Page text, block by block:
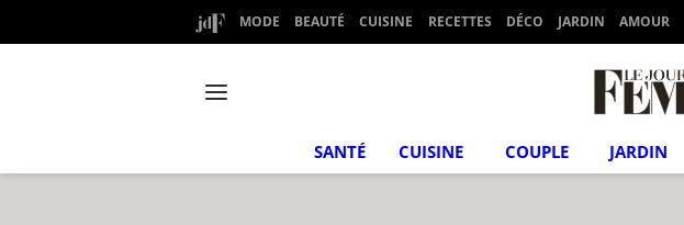
MODE BEAUTÉ CUISINE RECETTES DÉCO JARDIN AMOUR
SANTÉ CUISINE COUPLE JARDIN